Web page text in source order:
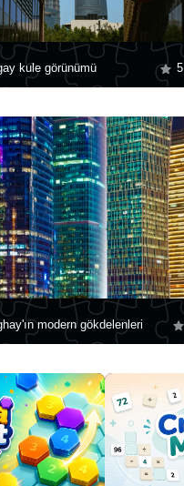
kule görünümü 5
modern gökdelenleri